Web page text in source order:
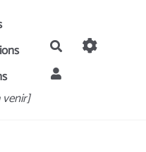
Rechercher